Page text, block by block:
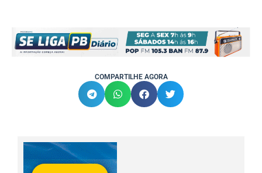
COMPARTILHE AGORA